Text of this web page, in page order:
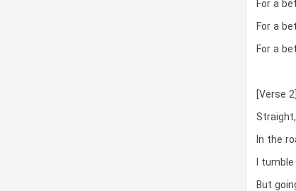
For a
For a
For a
[Verse 2]
In the
I
But